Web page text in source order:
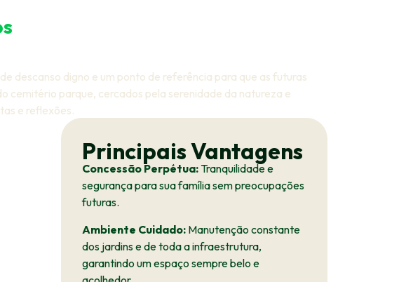
descanso digno e um ponto de referência para que as futuras
cemitério parque, cercados pela serenidade da natureza e
e reflexões.
Principais Vantagens
Concessão Perpétua: Tranquilidade e
segurança para sua família sem preocupações
futuras.
Ambiente Cuidado: Manutenção constante
dos jardins e de toda a infraestrutura,
garantindo um espaço sempre belo e